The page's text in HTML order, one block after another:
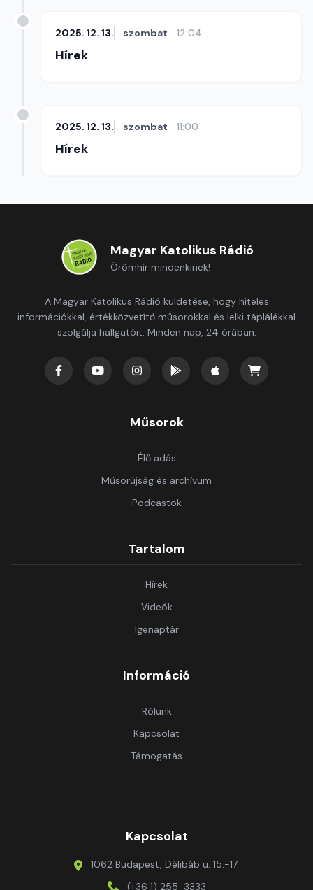
2025. 12. 13. szombat 12:04
Hírek
2025. 12. 13. szombat 11:00
Hírek
Magyar Katolikus Rádió
Örömhír mindenkinek!
A Magyar Katolikus Rádió küldetése, hogy hiteles
információkkal, értékközvetítő műsorokkal és lelki táplálékkal
szolgálja hallgatóit. Minden nap, 24 órában.
Műsorok
Élő adás
Műsorújság és archívum
Podcastok
Tartalom
Hírek
Videók
Igenaptár
Információ
Rólunk
Kapcsolat
Támogatás
Kapcsolat
1062 Budapest, Délibáb u. 15.-17.
(+36 1) 255-3333